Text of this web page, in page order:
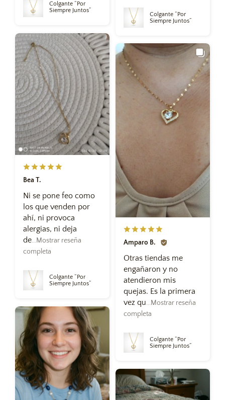
Colgante “Por
Siempre Juntos”
Colgante “Por
Siempre Juntos”
Bea T.
Ni se pone feo como
los que venden por
ahí, ni provoca
alergias, ni deja
de...Mostrar reseña
completa
Colgante “Por
Siempre Juntos”
Amparo B.
Otras tiendas me
engañaron y no
atendieron mis
quejas. Es la primera
vez qu...Mostrar reseña
completa
Colgante “Por
Siempre Juntos”